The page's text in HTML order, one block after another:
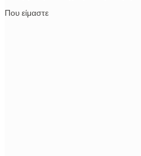
Που είμαστε